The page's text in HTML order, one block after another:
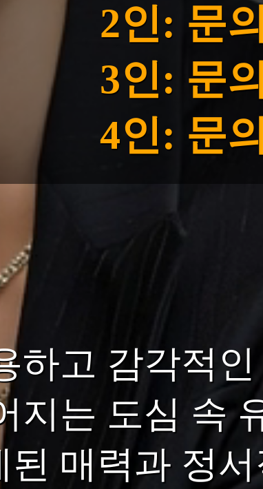
2인: 문의
3인: 문의
4인: 문의
하고 감각적
지는 도심 속
된 매력과 정